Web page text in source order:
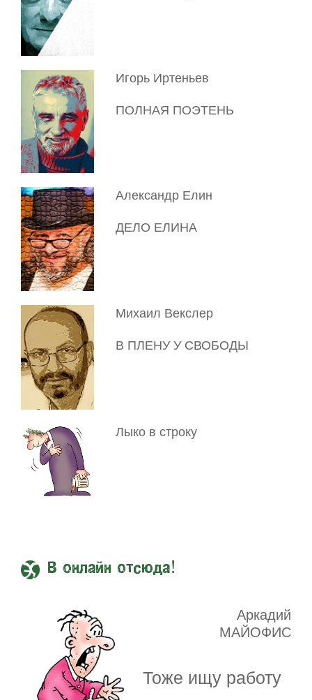
Игорь Иртеньев
ПОЛНАЯ ПОЭТЕНЬ
Александр Елин
ДЕЛО ЕЛИНА
Михаил Векслер
В ПЛЕНУ У СВОБОДЫ
Лыко в строку
В онлайн отсюда!
Аркадий
МАЙОФИС
Тоже ищу работу